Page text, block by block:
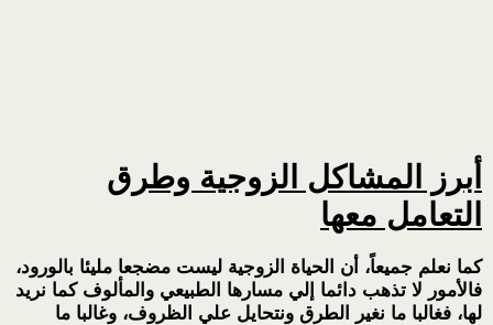
أبرز المشاكل الزوجية وطرق
التعامل معها
كما نعلم جميعاً، أن الحياة الزوجية ليست مضجعا مليئا بالورود،
فالأمور لا تذهب دائما إلي مسارها الطبيعي والمألوف كما نريد
لها، فغالبا ما نغير الطرق ونتحايل علي الظروف، وغالبا ما